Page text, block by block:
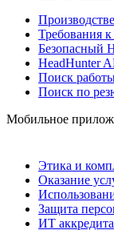
Требования
Безопасный
HeadHunter
Поиск
Поиск по
Мобильное
Этика и
Оказание
Защита
ИТ